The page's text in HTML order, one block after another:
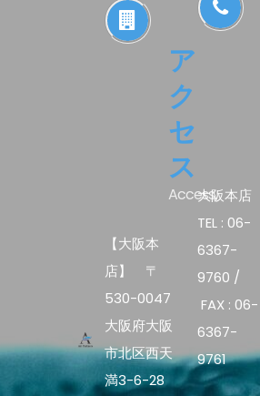
ア
ク
セ
ス
Access.
【大阪本
店】 〒
530-0047
大阪府大阪
市北区西天
満3-6-28
大阪本店
TEL : 06-
6367-
9760 /
FAX : 06-
6367-
9761